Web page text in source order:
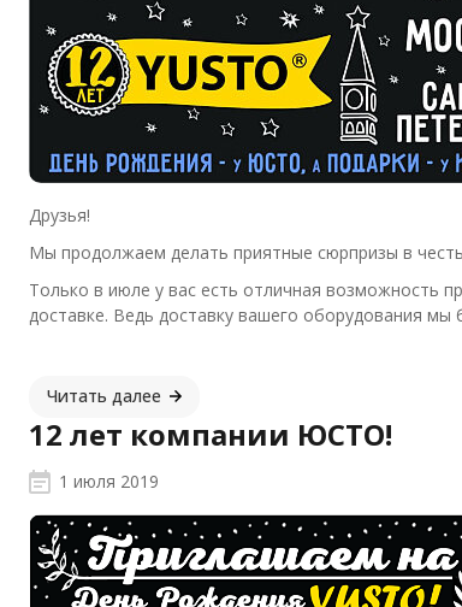
Друзья!
Мы продолжаем делать приятные сюрпризы в
Только в июле у вас есть отличная возможность
доставке. Ведь доставку вашего оборудования мы
Читать далее
12 лет компании ЮСТО!
1 июля 2019